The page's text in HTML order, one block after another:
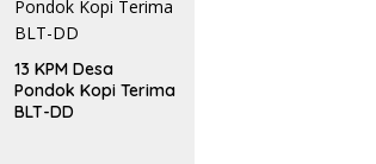
13 KPM Desa
Pondok Kopi Terima
BLT-DD